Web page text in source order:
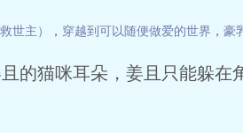
世主） ， 穿越到可以随便做爱的世界 ， 豪
的猫咪耳朵，姜且只能躲